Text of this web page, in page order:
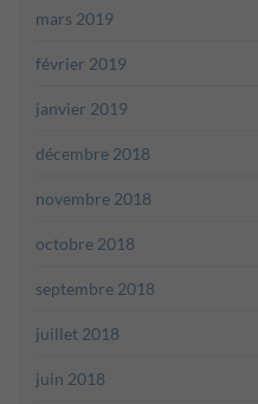
mars 2019
février 2019
janvier 2019
décembre 2018
novembre 2018
octobre 2018
septembre 2018
juillet 2018
juin 2018